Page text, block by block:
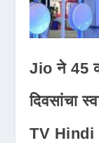
Jio ने 45
दिवसांचा
TV Hindi